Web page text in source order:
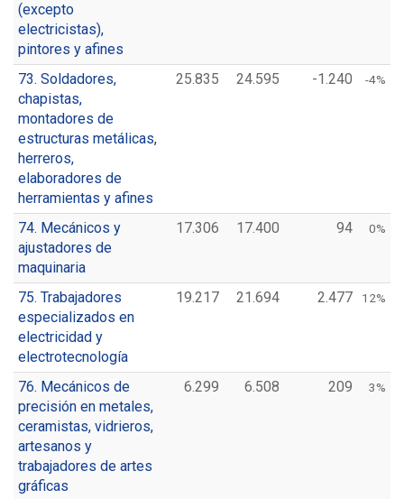
(excepto
electricistas),
pintores y afines
73. Soldadores,
chapistas,
montadores de
estructuras metálicas,
herreros,
elaboradores de
herramientas y afines
25.835 24.595 -1.240 -4%
74. Mecánicos y
ajustadores de
maquinaria
17.306 17.400 94 0%
75. Trabajadores
especializados en
electricidad y
electrotecnología
19.217 21.694 2.477 12%
76. Mecánicos de
precisión en metales,
ceramistas, vidrieros,
artesanos y
trabajadores de artes
gráficas
6.299 6.508 209 3%